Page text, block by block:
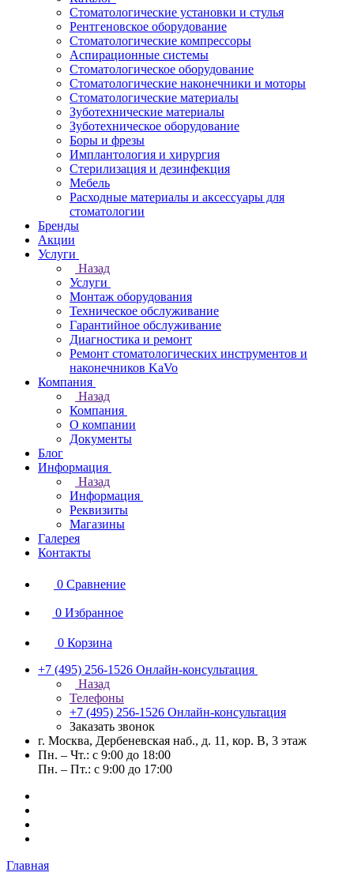
Стоматологические установки и стулья
Рентгеновское оборудование
Стоматологические компрессоры
Аспирационные системы
Стоматологическое оборудование
Стоматологические наконечники и моторы
Стоматологические материалы
Зуботехнические материалы
Зуботехническое оборудование
Боры и фрезы
Имплантология и хирургия
Стерилизация и дезинфекция
Мебель
Расходные материалы и аксессуары для
стоматологии
Бренды
Акции
Услуги
Назад
Услуги
Монтаж оборудования
Техническое обслуживание
Гарантийное обслуживание
Диагностика и ремонт
Ремонт стоматологических инструментов и
наконечников KaVo
Компания
Назад
Компания
О компании
Документы
Блог
Информация
Назад
Информация
Реквизиты
Магазины
Галерея
Контакты
0 Сравнение
0 Избранное
0 Корзина
+7 (495) 256-1526 Онлайн-консультация
Назад
Телефоны
+7 (495) 256-1526 Онлайн-консультация
Заказать звонок
г. Москва, Дербеневская наб., д. 11, кор. В, 3 этаж
Пн. – Чт.: с 9:00 до 18:00
Пн. – Пт.: с 9:00 до 17:00
Главная